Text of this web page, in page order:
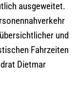
ausgeweitet.
und
Fahrzeiten
Dietmar